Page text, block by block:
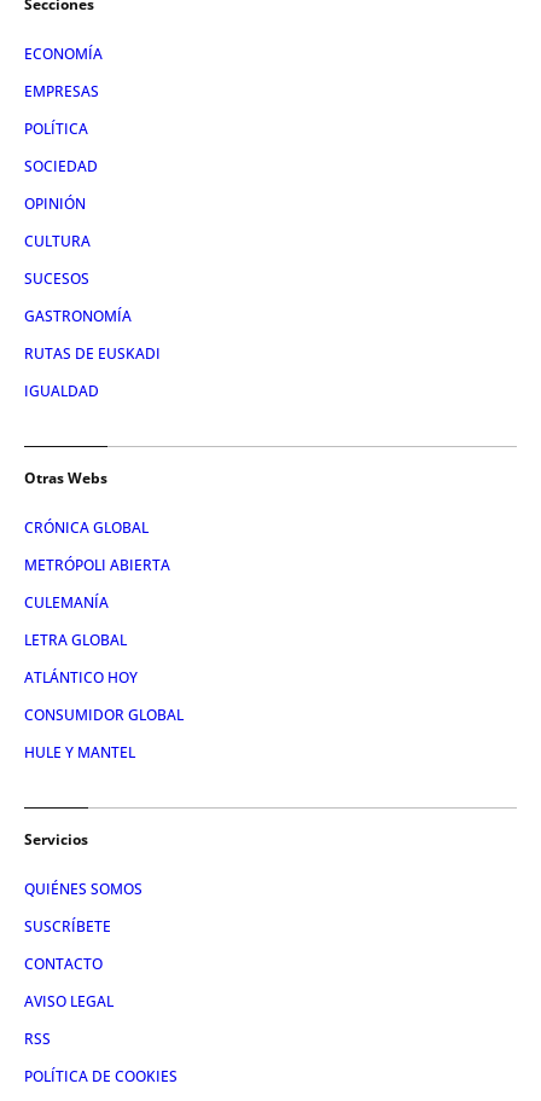
ECONOMÍA
EMPRESAS
POLÍTICA
SOCIEDAD
OPINIÓN
CULTURA
SUCESOS
GASTRONOMÍA
RUTAS DE EUSKADI
IGUALDAD
Otras Webs
CRÓNICA GLOBAL
METRÓPOLI ABIERTA
CULEMANÍA
LETRA GLOBAL
ATLÁNTICO HOY
CONSUMIDOR GLOBAL
HULE Y MANTEL
Servicios
QUIÉNES SOMOS
SUSCRÍBETE
CONTACTO
AVISO LEGAL
RSS
POLÍTICA DE COOKIES